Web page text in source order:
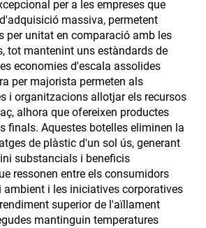
per a les empreses que
massiva, permetent
per unitat en comparació amb les
tot mantenint uns estàndards de
economies d'escala assolides
per majorista permeten als
i organitzacions allotjar els recursos
alhora que ofereixen productes
finals. Aquestes botelles eliminen la
de plàstic d'un sol ús, generant
substancials i beneficis
ressonen entre els consumidors
ambient i les iniciatives corporatives
superior de l'aïllament
mantinguin temperatures